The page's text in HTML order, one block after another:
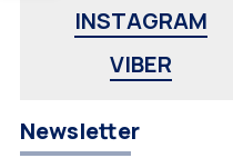
INSTAGRAM
VIBER
Newsletter